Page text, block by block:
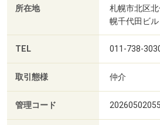
所在地
札幌市北区
幌千代田ビ
TEL 011-738-
取引態様 仲介
管理コード